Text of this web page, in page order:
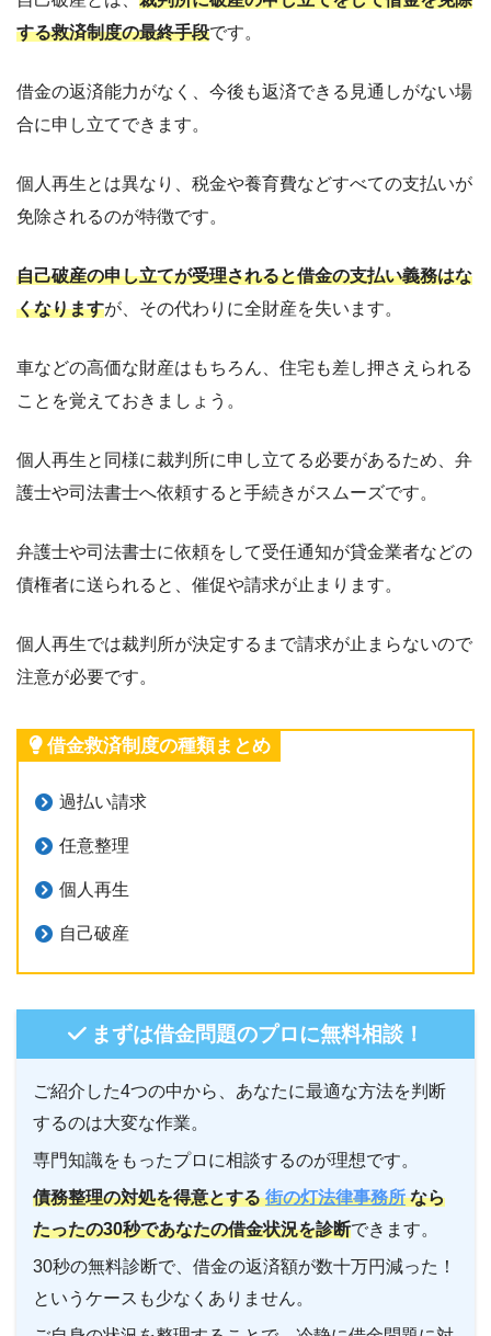
する救済制度の最終手段です。
借金の返済能力がなく、今後も返済できる見通しがない場
合に申し立てできます。
個人再生とは異なり、税金や養育費などすべての支払いが
免除されるのが特徴です。
自己破産の申し立てが受理されると借金の支払い義務はな
くなりますが、その代わりに全財産を失います。
車などの高価な財産はもちろん、住宅も差し押さえられる
ことを覚えておきましょう。
個人再生と同様に裁判所に申し立てる必要があるため、弁
護士や司法書士へ依頼すると手続きがスムーズです。
弁護士や司法書士に依頼をして受任通知が貸金業者などの
債権者に送られると、催促や請求が止まります。
個人再生では裁判所が決定するまで請求が止まらないので
注意が必要です。
借金救済制度の種類まとめ
過払い請求
任意整理
個人再生
自己破産
まずは借金問題のプロに無料相談！
ご紹介した4つの中から、あなたに最適な方法を判断
するのは大変な作業。
専門知識をもったプロに相談するのが理想です。
債務整理の対処を得意とする街の灯法律事務所なら
たったの30秒であなたの借金状況を診断できます。
30秒の無料診断で、借金の返済額が数十万円減った！
というケースも少なくありません。